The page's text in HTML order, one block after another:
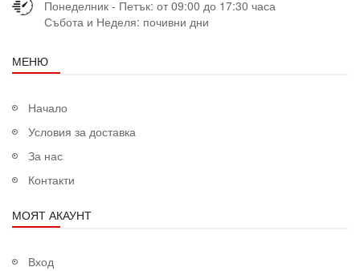
Понеделник - Петък: от 09:00 до 17:30 часа
Събота и Неделя: почивни дни
МЕНЮ
Начало
Условия за доставка
За нас
Контакти
МОЯТ АКАУНТ
Вход